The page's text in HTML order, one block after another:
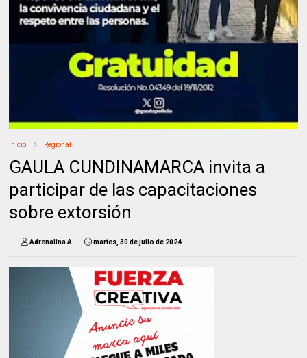
Inicio Regional
GAULA CUNDINAMARCA invita a
participar de las capacitaciones
sobre extorsión
Adrenalina A martes, 30 de julio de 2024